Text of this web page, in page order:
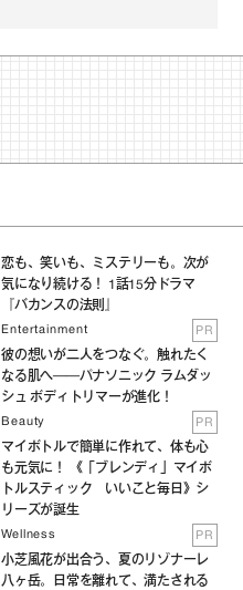
恋も、笑いも、ミステリーも。次が
気になり続ける！ 1話15分ドラマ
『バカンスの法則』
Entertainment PR
彼の想いが二人をつなぐ。触れたく
なる肌へ──パナソニック ラムダッ
シュ ボディトリマーが進化！
Beauty PR
マイボトルで簡単に作れて、体も心
も元気に！ 《「ブレンディ」マイボ
トルスティック いいこと毎日》シ
リーズが誕生
Wellness PR
小芝風花が出合う、夏のリゾナーレ
八ヶ岳。日常を離れて、満たされる